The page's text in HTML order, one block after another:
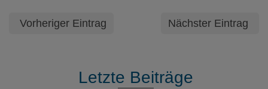
Vorheriger Eintrag Nächster Eintrag
Letzte Beiträge